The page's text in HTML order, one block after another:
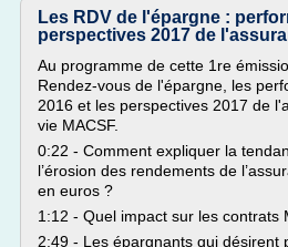
Les RDV de l'épargne :
perspectives 2017 de
Au programme de cette 1re
Rendez-vous de l'épargne, les
2016 et les perspectives 2017 de
vie MACSF.
0:22 - Comment expliquer la
l’érosion des rendements de
en euros ?
1:12 - Quel impact sur les contrats
2:49 - Les épargnants qui désirent